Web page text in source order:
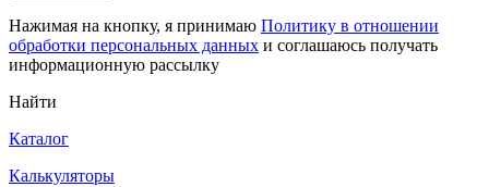
Нажимая на кнопку, я принимаю Политику в отношении
обработки персональных данных и соглашаюсь получать
информационную рассылку
Найти
Каталог
Калькуляторы